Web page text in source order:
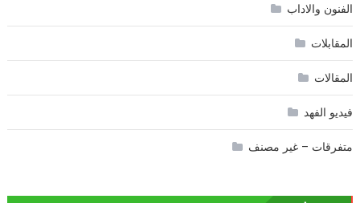
الفنون والاداب
المقابلات
المقالات
فيديو الفهد
متفرقات – غير مصنف